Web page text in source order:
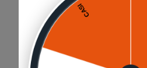
750cc